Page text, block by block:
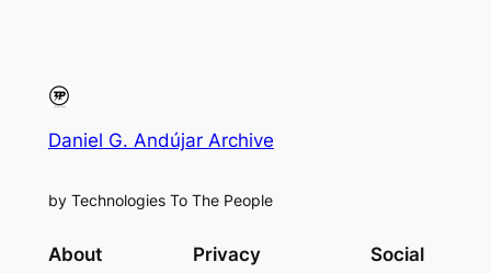
Daniel G. Andújar Archive
by Technologies To The People
About Privacy Social